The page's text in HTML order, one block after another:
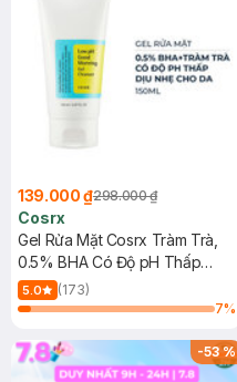
139.000 ₫298.000 ₫
Cosrx
Gel Rửa Mặt Cosrx Tràm Trà,
0.5% BHA Có Độ pH Thấp
150ml
5.0
(173)
7%
-53%